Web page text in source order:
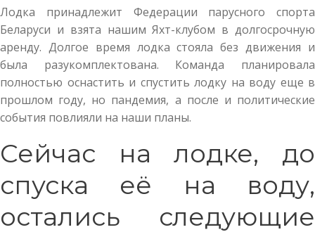
Лодка принадлежит Федерации парусного спорта
Беларуси и взята нашим Яхт-клубом в долгосрочную
аренду. Долгое время лодка стояла без движения и
была разукомплектована. Команда планировала
полностью оснастить и спустить лодку на воду еще в
прошлом году, но пандемия, а после и политические
события повлияли на наши планы.
Сейчас на лодке, до
спуска её на воду,
остались следующие